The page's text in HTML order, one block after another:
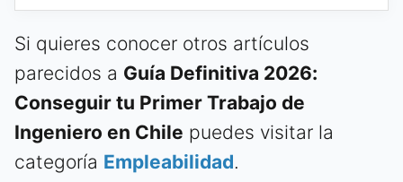
Si quieres conocer otros artículos
parecidos a Guía Definitiva 2026:
Conseguir tu Primer Trabajo de
Ingeniero en Chile puedes visitar la
categoría Empleabilidad.